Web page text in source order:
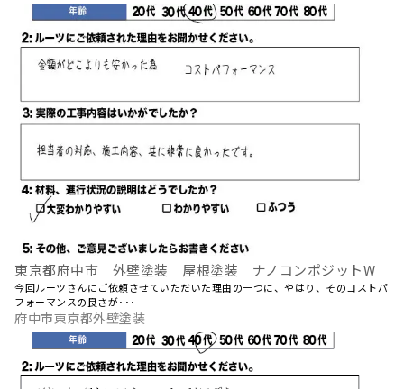
東京都府中市 外壁塗装 屋根塗装 ナノコンポジットW
今回ルーツさんにご依頼させていただいた理由の一つに、やはり、そのコストパ
フォーマンスの良さが･･･
府中市東京都外壁塗装